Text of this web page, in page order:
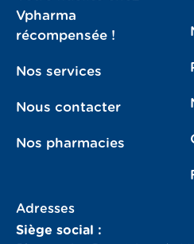
Vpharma
récompensée !
Nos services
Nous contacter
Nos pharmacies
Adresses
Siège social :